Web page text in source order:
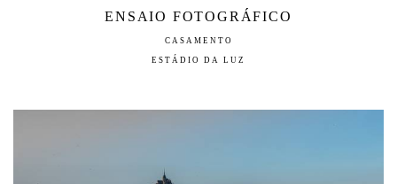
ENSAIO FOTOGRÁFICO
CASAMENTO
ESTÁDIO DA LUZ